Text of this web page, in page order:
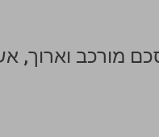
מורכב וארוך,